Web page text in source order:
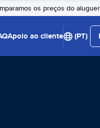
os preços do
Apoio ao cliente (PT)